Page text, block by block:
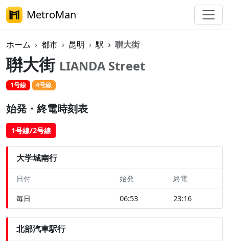
MetroMan
ホーム 都市 昆明 駅 聨大街
聨大街 LIANDA Street
1号線 4号線
始発・終電時刻表
1号線/2号線
大学城南行
日付 始発 終電
毎日 06:53 23:16
北部汽車駅行